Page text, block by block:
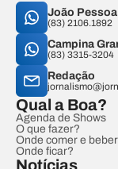
João Pessoa
(83) 2106.1892
Campina
(83) 3315-3204
Redação
Qual a Boa?
Agenda de Shows
O que fazer?
Onde comer e
Onde ficar?
Notícias